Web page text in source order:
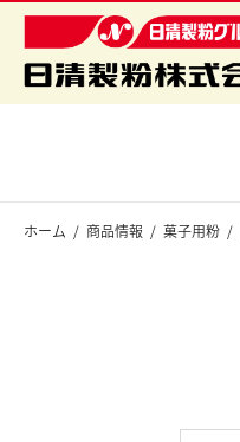
ホーム 商品情報 菓子用粉